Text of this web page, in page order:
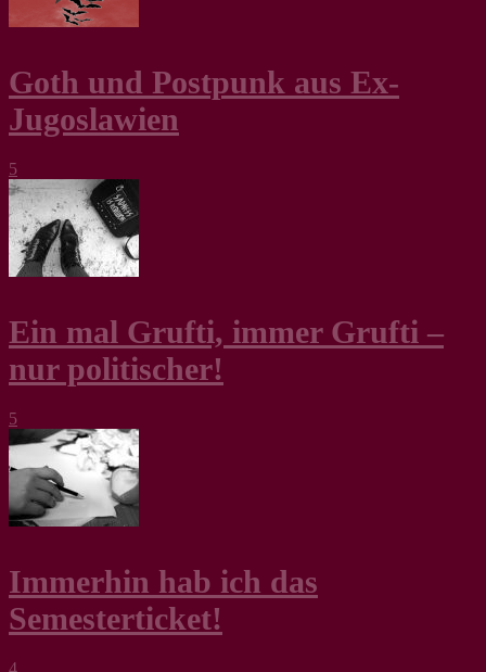
Goth und Postpunk aus Ex-
Jugoslawien
5
Ein mal Grufti, immer Grufti –
nur politischer!
5
Immerhin hab ich das
Semesterticket!
4